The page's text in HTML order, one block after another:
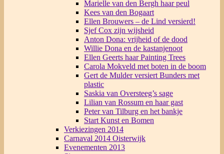
Marielle van den Bergh haar peul
Kees van den Bogaart
Ellen Brouwers – de Lind versierd!
Sjef Cox zijn wijsheid
Anton Dona: vrijheid of de dood
Willie Dona en de kastanjenoot
Ellen Geerts haar Painting Trees
Carola Mokveld met boten in de boom
Gert de Mulder versiert Bunders met
plastic
Saskia van Oversteeg’s sage
Lilian van Rossum en haar gast
Peter van Tilburg en het bankje
Start Kunst en Bomen
Verkiezingen 2014
Carnaval 2014 Oisterwijk
Evenementen 2013